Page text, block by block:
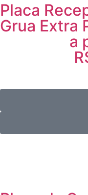
Placa
Grua Extra
a